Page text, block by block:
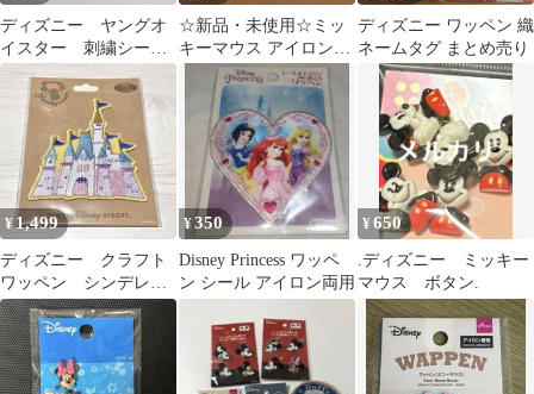
ディズニー ヤングオ
イスター 刺繍シール
ワッペン
☆新品・未使用☆ミッ
キーマウス アイロンワ
ッペン ミッキー ディズ
ニー レトロ
ディズニー ワッペン 織
ネームタグ まとめ売り
¥1,499
ディズニー クラフト
ワッペン シンデレラ
城
¥350
Disney Princess ワッペ
ン シール アイロン両用
¥650
.ディズニー ミッキー
マウス ボタン.